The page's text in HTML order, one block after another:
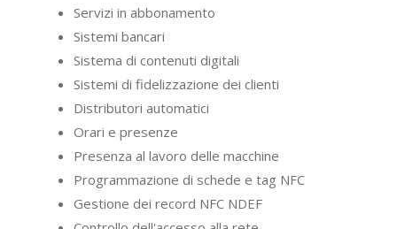
Servizi in abbonamento
Sistemi bancari
Sistema di contenuti digitali
Sistemi di fidelizzazione dei clienti
Distributori automatici
Orari e presenze
Presenza al lavoro delle macchine
Programmazione di schede e tag NFC
Gestione dei record NFC NDEF